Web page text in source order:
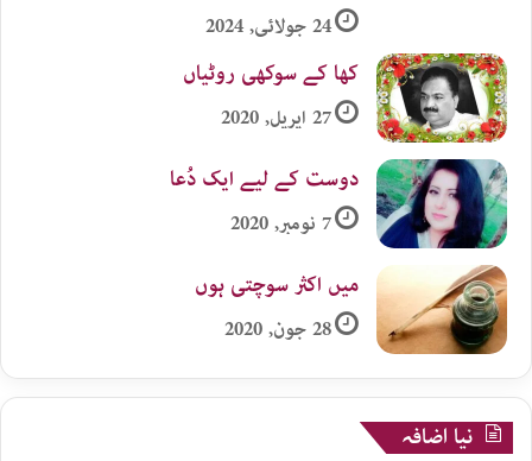
24 جولائی, 2024
کھا کے سوکھی روٹیاں
27 اپریل, 2020
دوست کے لیے ایک دُعا
7 نومبر, 2020
میں اکثر سوچتی ہوں
28 جون, 2020
نیا اضافہ